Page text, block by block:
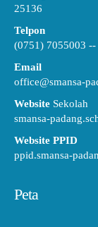
25136
Telpon
(0751) 7055003
Email
office@smansa-
Website Sekolah
smansa-
Website PPID
ppid.smansa-
Peta